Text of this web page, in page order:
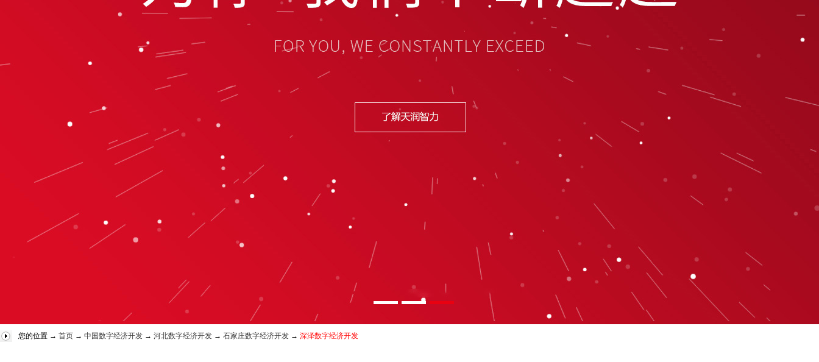
您的位置 → 首页 → 中国数字经济开发 → 河北数字经济开发 → 石家庄数字经济开发 → 深泽数字经济开发